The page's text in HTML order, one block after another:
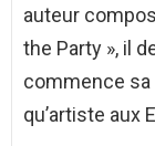
auteur
the Party », il
commence
qu’artiste aux